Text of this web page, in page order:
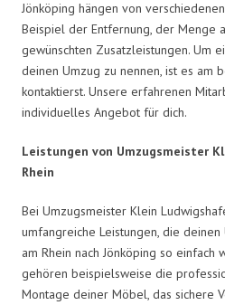
Jönköping hängen von
Beispiel der Entfernung, der Menge
gewünschten Zusatzleistungen. Um
deinen Umzug zu nennen, ist es am
kontaktierst. Unsere erfahrenen
individuelles Angebot für dich.
Leistungen von Umzugsmeister
Rhein
Bei Umzugsmeister Klein
umfangreiche Leistungen, die
am Rhein nach Jönköping so einfach
gehören beispielsweise die
Montage deiner Möbel, das sichere